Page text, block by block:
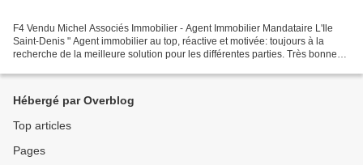
F4 Vendu Michel Associés Immobilier - Agent Immobilier Mandataire L'Ile
Saint-Denis " Agent immobilier au top, réactive et motivée: toujours à la
recherche de la meilleure solution pour les différentes parties. Très bonne
Hébergé par Overblog
Top articles
Pages